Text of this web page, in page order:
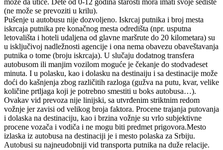
može da utiče. Dete od 0-12 godina starosti mora imati svoje sedište
(ne može se prevoziti u krilu).
Pušenje u autobusu nije dozvoljeno. Iskrcaj putnika i broj mesta
iskrcaja putnika pre konačnog mesta odredišta (npr. usputna
letovališta i hoteli udaljena od glavne maršrute do 20 kilometara) su
u isključivoj nadležnosti agencije i ona nema obavezu obaveštavanja
putnika o tome (broju iskrcaja). U slučaju dodatnog transfera
autobusom ili manjim vozilom moguće je čekanje do stodvadeset
minuta. I u polasku, kao i dolasku na destinaiju i sa destinacije može
doći do kašnjenja zbog različitih razloga (gužva na putu, kvar, velike
količine prtljaga koji je potrebno smestiti u boks autobusa…).
Ovakav vid prevoza nije linijski, sa utvrđenim striktnim redom
vožnje jer zavisi od velikog broja faktora. Procene trajanja putovanja
i dolaska na destinaciju, kao i brzina vožnje su vrlo subjektivne
procene vozača i vodiča i ne mogu biti predmet prigovora.Mesto
izlaska iz autobusa na destinaciji je i mesto polaska za Srbiju.
Autobusi su najneudobniji vid transporta putnika na duže relacije.